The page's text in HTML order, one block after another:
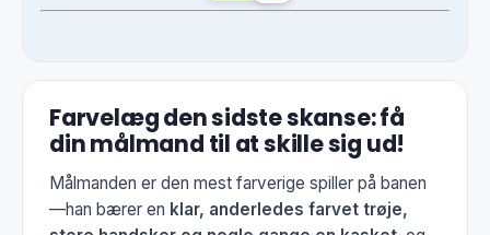
Farvelæg den sidste skanse: få
din målmand til at skille sig ud!
Målmanden er den mest farverige spiller på banen
—han bærer en klar, anderledes farvet trøje,